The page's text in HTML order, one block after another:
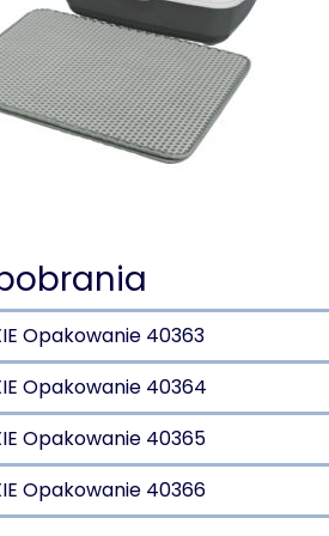
Opakowanie 40363
Opakowanie 40364
Opakowanie 40365
Opakowanie 40366